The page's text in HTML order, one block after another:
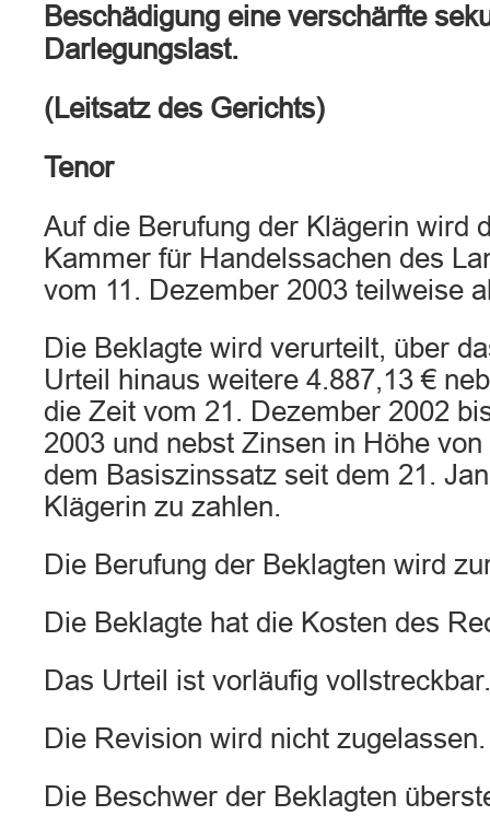
Beschädigung eine verschärfte
Darlegungslast.
(Leitsatz des Gerichts)
Tenor
Auf die Berufung der Klägerin wird
Kammer für Handelssachen des
vom 11. Dezember 2003 teilweise
Die Beklagte wird verurteilt, über
Urteil hinaus weitere 4.887,13 €
die Zeit vom 21. Dezember 2002
2003 und nebst Zinsen in Höhe
dem Basiszinssatz seit dem 21.
Klägerin zu zahlen.
Die Berufung der Beklagten wird
Die Beklagte hat die Kosten des
Das Urteil ist vorläufig vollstreckbar.
Die Revision wird nicht zugelassen.
Die Beschwer der Beklagten